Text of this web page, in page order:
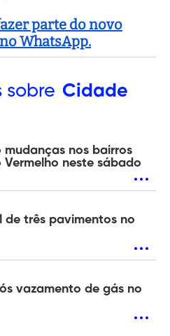
parte do novo
WhatsApp.
sobre Cidade
mudanças nos bairros
Vermelho neste sábado
de três pavimentos no
vazamento de gás no